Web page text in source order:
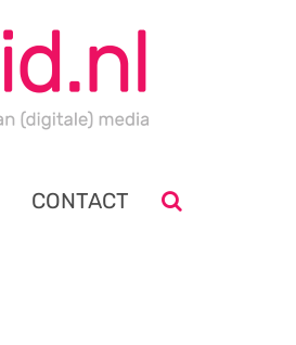
CONTACT